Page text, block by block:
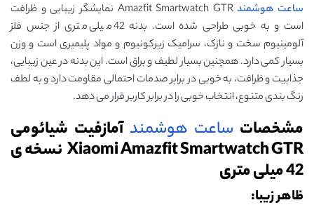
ساعت هوشمند
Amazfit Smartwatch GTR نمایشگر زیبایی و ظرافت
است و به خوبی طراحی شده است. بدنه 42 میلی متری از جنس فلز
آلومینیوم سخت و نازک، سرامیک زیرکونیوم و مواد پلیمیری است و وزن
بسیار کمی دارد. همچنین بسیار لطیف و براق است. این بدنه در عین زیبایی،
جذابیت و ظرافت، به خوبی در برابر صدمات احتمالی مقاومت دارد و به لطف
رنگ بندی متنوع، انتخاب خوبی را در برابر کاربر قرار می دهد.
مشخصات ساعت هوشمند آمازفیت شیائومی
Xiaomi Amazfit Smartwatch GTR نسخه ی
42 میلی متری
ظاهر زیبا: